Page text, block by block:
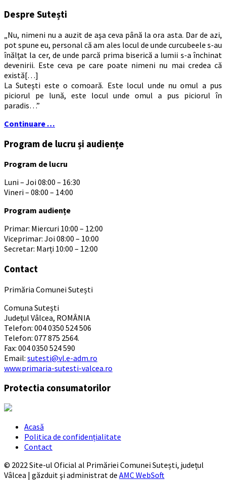
Despre Sutești
„Nu, nimeni nu a auzit de aşa ceva până la ora asta. Dar de azi,
pot spune eu, personal că am ales locul de unde curcubeele s-au
înălţat la cer, de unde parcă prima biserică a lumii s-a închinat
devenirii. Este ceva pe care poate nimeni nu mai credea că
există[…]
La Suteşti este o comoară. Este locul unde nu omul a pus
piciorul pe lună, este locul unde omul a pus piciorul în
paradis…”
Continuare …
Program de lucru și audiențe
Program de lucru
Luni – Joi 08:00 – 16:30
Vineri – 08:00 – 14:00
Program audiențe
Primar: Miercuri 10:00 – 12:00
Viceprimar: Joi 08:00 – 10:00
Secretar: Marți 10:00 – 12:00
Contact
Primăria Comunei Sutești
Comuna Sutești
Județul Vâlcea, ROMÂNIA
Telefon: 004 0350 524 506
Telefon: 077 875 2564.
Fax: 004 0350 524 590
Email: sutesti@vl.e-adm.ro
www.primaria-sutesti-valcea.ro
Protectia consumatorilor
Acasă
Politica de confidențialitate
Contact
© 2022 Site-ul Oficial al Primăriei Comunei Sutești, județul
Vâlcea | găzduit şi administrat de AMC WebSoft